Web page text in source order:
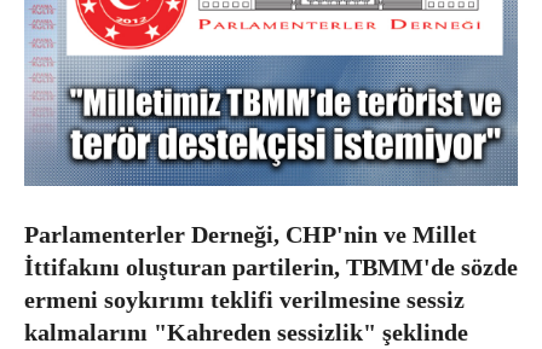
Parlamenterler Derneği, CHP'nin ve Millet
İttifakını oluşturan partilerin, TBMM'de sözde
ermeni soykırımı teklifi verilmesine sessiz
kalmalarını "Kahreden sessizlik" şeklinde